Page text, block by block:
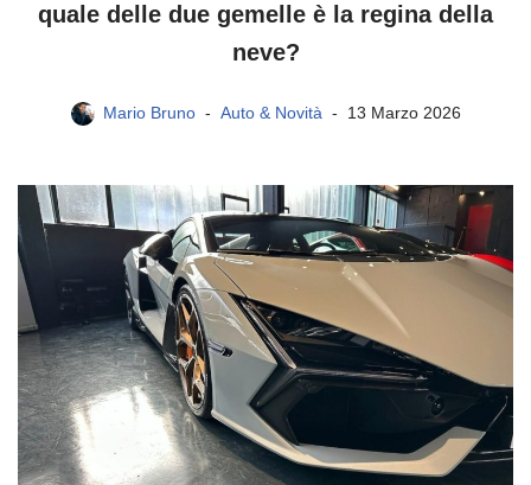
quale delle due gemelle è la regina della
neve?
Mario Bruno Auto & Novità 13 Marzo 2026